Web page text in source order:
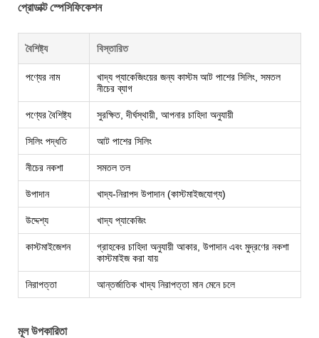
প্রোডাক্ট স্পেসিফিকেশন
বৈশিষ্ট্য বিস্তারিত
পণ্যের নাম
খাদ্য প্যাকেজিংয়ের জন্য কাস্টম আট পাশের সিলিং, সমতল
নীচের ব্যাগ
পণ্যের বৈশিষ্ট্য সুরক্ষিত, দীর্ঘস্থায়ী, আপনার চাহিদা অনুযায়ী
সিলিং পদ্ধতি আট পাশের সিলিং
নীচের নকশা সমতল তল
উপাদান খাদ্য-নিরাপদ উপাদান (কাস্টমাইজযোগ্য)
উদ্দেশ্য খাদ্য প্যাকেজিং
কাস্টমাইজেশন
গ্রাহকের চাহিদা অনুযায়ী আকার, উপাদান এবং মুদ্রণের নকশা
কাস্টমাইজ করা যায়
নিরাপত্তা আন্তর্জাতিক খাদ্য নিরাপত্তা মান মেনে চলে
মূল উপকারিতা